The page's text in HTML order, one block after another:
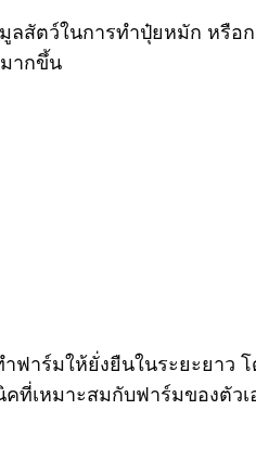
สัตว์ในการทำปุ๋ยหมัก หรือ
ากขึ้น
าร์มให้ยั่งยืนในระยะยาว
ที่เหมาะสมกับฟาร์มของตั